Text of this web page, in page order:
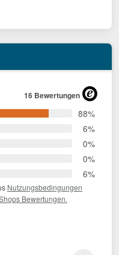
16 Bewertungen
88%
6%
0%
0%
6%
Nutzungsbedingungen
Bewertungen.